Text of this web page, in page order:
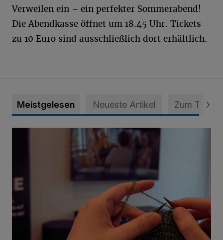
Verweilen ein – ein perfekter Sommerabend!
Die Abendkasse öffnet um 18.45 Uhr. Tickets
zu 10 Euro sind ausschließlich dort erhältlich.
Meistgelesen Neueste Artikel Zum Thema
Psychothriller und Gestricktes